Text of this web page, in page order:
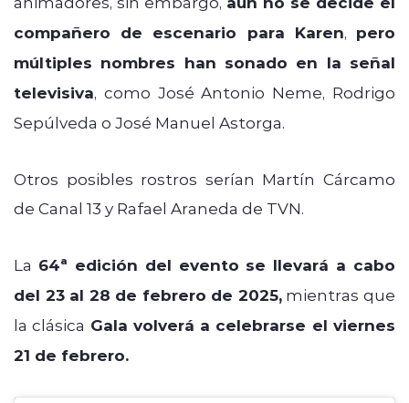
compañero de escenario para Karen, pero
múltiples nombres han sonado en la señal
televisiva, como José Antonio Neme, Rodrigo
Sepúlveda o José Manuel Astorga.
Otros posibles rostros serían Martín Cárcamo
de Canal 13 y Rafael Araneda de TVN.
La 64ª edición del evento se llevará a cabo
del 23 al 28 de febrero de 2025,mientras que
la clásica Gala volverá a celebrarse el viernes
21 de febrero.